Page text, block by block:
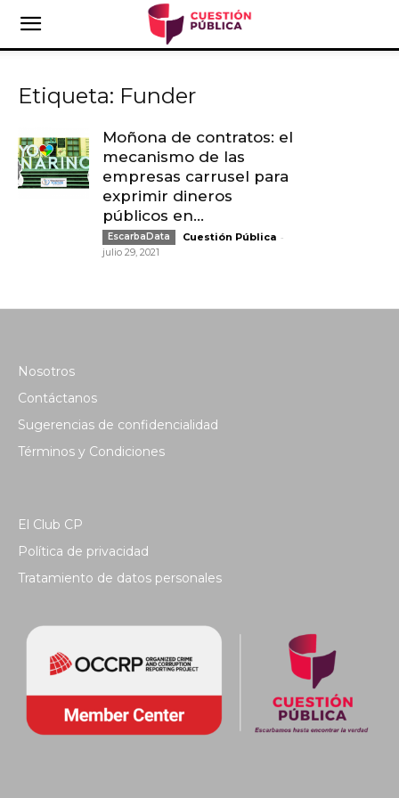
Etiqueta: Funder
Moñona de contratos: el
mecanismo de las
empresas carrusel para
exprimir dineros
públicos en...
EscarbaData Cuestión Pública -
julio 29, 2021
Nosotros
Contáctanos
Sugerencias de confidencialidad
Términos y Condiciones
El Club CP
Política de privacidad
Tratamiento de datos personales